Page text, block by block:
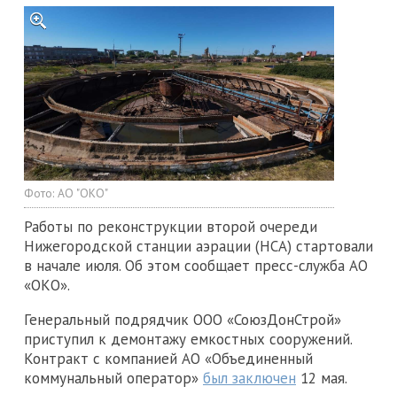
Фото: АО "ОКО"
Работы по реконструкции второй очереди
Нижегородской станции аэрации (НСА) стартовали
в начале июля. Об этом сообщает пресс-служба АО
«ОКО».
Генеральный подрядчик ООО «СоюзДонСтрой»
приступил к демонтажу емкостных сооружений.
Контракт с компанией АО «Объединенный
коммунальный оператор» был заключен 12 мая.